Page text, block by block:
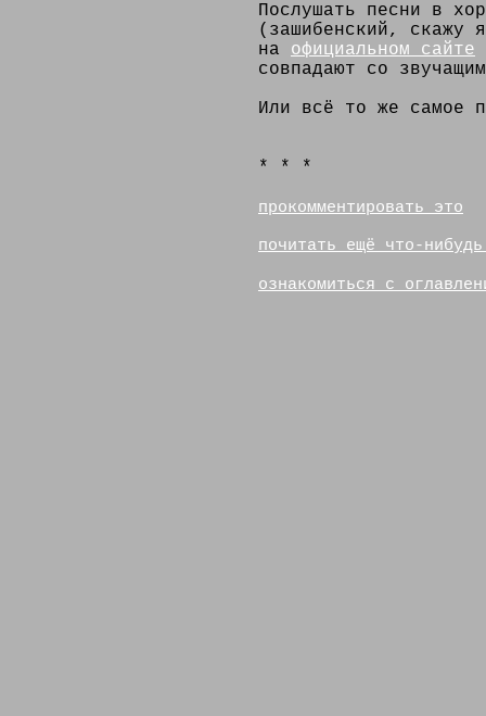
Послушать песни в
(зашибенский, cкажу
на официальном сайте
совпадают со
Или всё то же самое
* * *
прокомментировать это
почитать ещё что-
ознакомиться с